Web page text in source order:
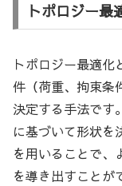
トポロジー最
トポロジー最適
件（荷重、拘束条
決定する手法です
に基づいて形状を
を用いることで、
を導き出すことが